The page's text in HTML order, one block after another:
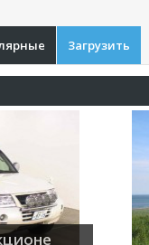
Загрузить